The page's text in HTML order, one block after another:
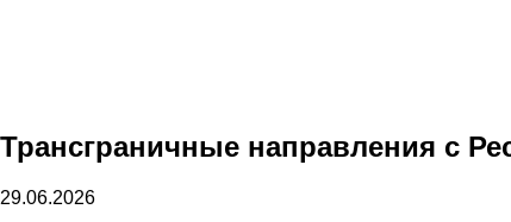
Трансграничные направления с
29.06.2026